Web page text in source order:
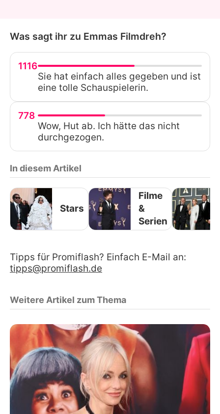
Was sagt ihr zu Emmas Filmdreh?
1116
Sie hat einfach alles gegeben und ist
eine tolle Schauspielerin.
778
Wow, Hut ab. Ich hätte das nicht
durchgezogen.
In diesem Artikel
Stars
Filme
&
Serien
Tipps für Promiflash? Einfach E-Mail an:
tipps@promiflash.de
Weitere Artikel zum Thema